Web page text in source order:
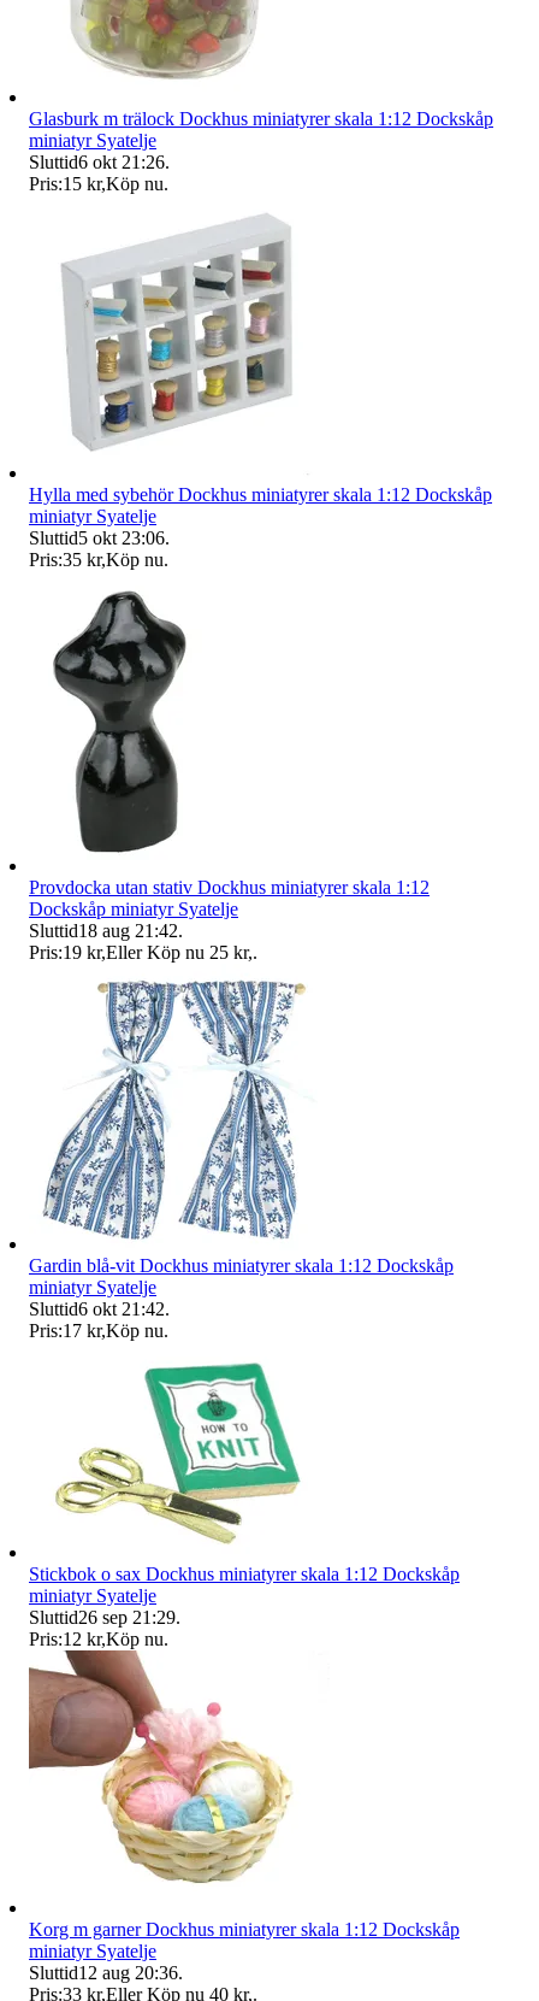
Glasburk m trälock Dockhus miniatyrer skala 1:12 Dockskåp
miniatyr Syatelje
Sluttid6 okt 21:26.
Pris:15 kr,Köp nu.
Hylla med sybehör Dockhus miniatyrer skala 1:12 Dockskåp
miniatyr Syatelje
Sluttid5 okt 23:06.
Pris:35 kr,Köp nu.
Provdocka utan stativ Dockhus miniatyrer skala 1:12
Dockskåp miniatyr Syatelje
Sluttid18 aug 21:42.
Pris:19 kr,Eller Köp nu 25 kr,.
Gardin blå-vit Dockhus miniatyrer skala 1:12 Dockskåp
miniatyr Syatelje
Sluttid6 okt 21:42.
Pris:17 kr,Köp nu.
Stickbok o sax Dockhus miniatyrer skala 1:12 Dockskåp
miniatyr Syatelje
Sluttid26 sep 21:29.
Pris:12 kr,Köp nu.
Korg m garner Dockhus miniatyrer skala 1:12 Dockskåp
miniatyr Syatelje
Sluttid12 aug 20:36.
Pris:33 kr,Eller Köp nu 40 kr,.